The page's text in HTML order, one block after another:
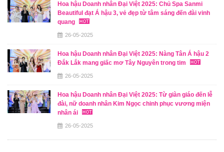
Hoa hậu Doanh nhân Đại Việt 2025: Chủ Spa Sanmi
Beautiful đạt Á hậu 3, vẻ đẹp từ tâm sáng đến đài vinh
quang
26-05-2025
Hoa hậu Doanh nhân Đại Việt 2025: Nàng Tân Á hậu 2
Đắk Lắk mang giấc mơ Tây Nguyên trong tim
26-05-2025
Hoa hậu Doanh nhân Đại Việt 2025: Từ giàn giáo đến lễ
đài, nữ doanh nhân Kim Ngọc chinh phục vương miện
nhân ái
26-05-2025